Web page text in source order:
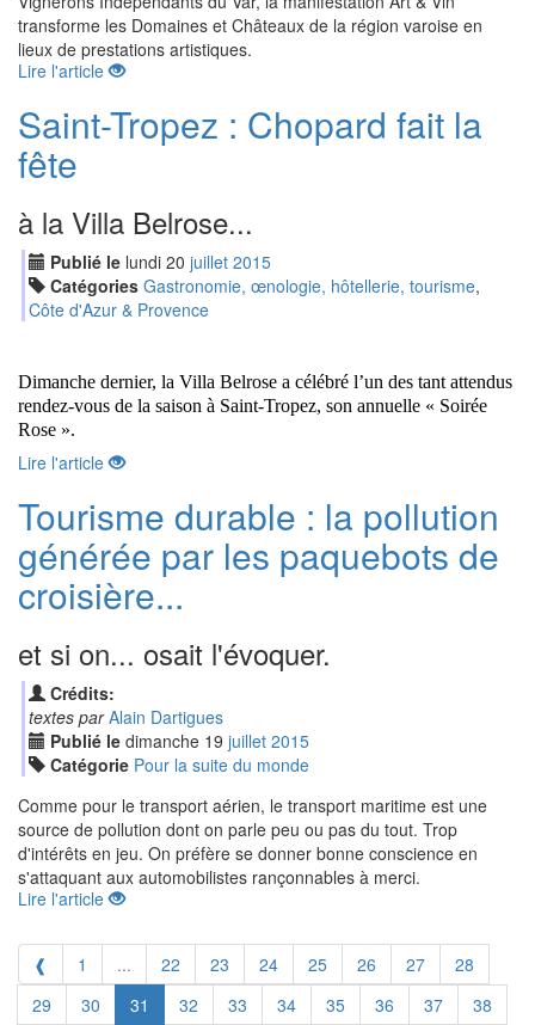
transforme les Domaines et Châteaux de la région varoise en
lieux de prestations artistiques.
Lire l'article
Saint-Tropez : Chopard fait la
fête
à la Villa Belrose...
Publié le lundi 20 juillet 2015
Catégories Gastronomie, œnologie, hôtellerie, tourisme,
Côte d'Azur & Provence
Dimanche dernier, la Villa Belrose a célébré l’un des tant attendus
rendez-vous de la saison à Saint-Tropez, son annuelle « Soirée
Rose ».
Lire l'article
Tourisme durable : la pollution
générée par les paquebots de
croisière...
et si on... osait l'évoquer.
Crédits:
textes par Alain Dartigues
Publié le dimanche 19 juillet 2015
Catégorie Pour la suite du monde
Comme pour le transport aérien, le transport maritime est une
source de pollution dont on parle peu ou pas du tout. Trop
d'intérêts en jeu. On préfère se donner bonne conscience en
s'attaquant aux automobilistes rançonnables à merci.
Lire l'article
❰ 1 ... 22 23 24 25 26 27
28
29
30 31 32 33 34 35 36 37 38